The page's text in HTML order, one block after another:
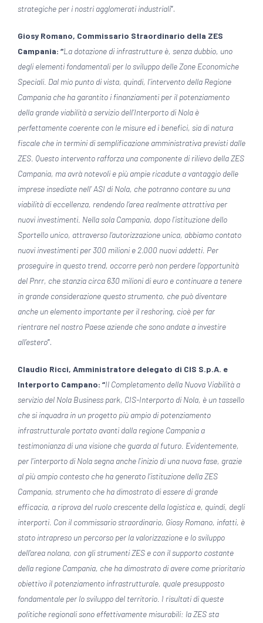
strategiche per i nostri agglomerati industriali”.
Giosy Romano, Commissario Straordinario della ZES
Campania: “La dotazione di infrastrutture è, senza dubbio, uno
degli elementi fondamentali per lo sviluppo delle Zone Economiche
Speciali. Dal mio punto di vista, quindi, l’intervento della Regione
Campania che ha garantito i finanziamenti per il potenziamento
della grande viabilità a servizio dell’Interporto di Nola è
perfettamente coerente con le misure ed i benefici, sia di natura
fiscale che in termini di semplificazione amministrativa previsti dalle
ZES. Questo intervento rafforza una componente di rilievo della ZES
Campania, ma avrà notevoli e più ampie ricadute a vantaggio delle
imprese insediate nell’ ASI di Nola, che potranno contare su una
viabilità di eccellenza, rendendo l’area realmente attrattiva per
nuovi investimenti. Nella sola Campania, dopo l’istituzione dello
Sportello unico, attraverso l’autorizzazione unica, abbiamo contato
nuovi investimenti per 300 milioni e 2.000 nuovi addetti. Per
proseguire in questo trend, occorre però non perdere l’opportunità
del Pnrr, che stanzia circa 630 milioni di euro e continuare a tenere
in grande considerazione questo strumento, che può diventare
anche un elemento importante per il reshoring, cioè per far
rientrare nel nostro Paese aziende che sono andate a investire
all’estero”.
Claudio Ricci, Amministratore delegato di CIS S.p.A. e
Interporto Campano: “Il Completamento della Nuova Viabilità a
servizio del Nola Business park, CIS-Interporto di Nola, è un tassello
che si inquadra in un progetto più ampio di potenziamento
infrastrutturale portato avanti dalla regione Campania a
testimonianza di una visione che guarda al futuro. Evidentemente,
per l’interporto di Nola segna anche l’inizio di una nuova fase, grazie
al più ampio contesto che ha generato l’istituzione della ZES
Campania, strumento che ha dimostrato di essere di grande
efficacia, a riprova del ruolo crescente della logistica e, quindi, degli
interporti. Con il commissariostraordinario, Giosy Romano, infatti, è
stato intrapreso un percorso per la valorizzazione e lo sviluppo
dell’area nolana, con gli strumenti ZES e con il supporto costante
della regione Campania, che ha dimostrato di avere come prioritario
obiettivo il potenziamento infrastrutturale, quale presupposto
fondamentale per lo sviluppo del territorio. I risultati di queste
politiche regionali sono effettivamente misurabili: la ZES sta